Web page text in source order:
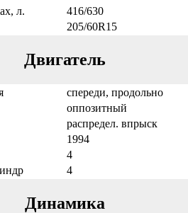
л.
416/630
205/60R15
Двигатель
спереди, продольно
оппозитный
распредел. впрыск
1994
4
4
Динамика